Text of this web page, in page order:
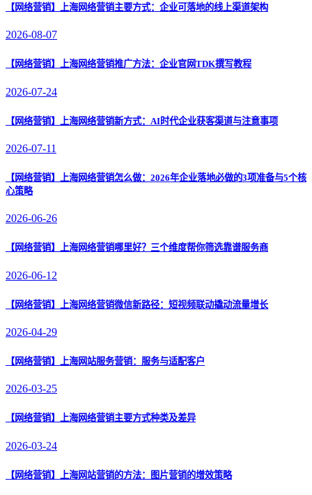
【网络营销】 上海网络营销主要方式：企业可落地的线上渠道架构
2026-08-07
【网络营销】 上海网络营销推广方法：企业官网TDK撰写教程
2026-07-24
【网络营销】 上海网络营销新方式：AI时代企业获客渠道与注意事项
2026-07-11
【网络营销】 上海网络营销怎么做：2026年企业落地必做的3项准备与5个核
心策略
2026-06-26
【网络营销】 上海网络营销哪里好？三个维度帮你筛选靠谱服务商
2026-06-12
【网络营销】 上海网络营销微信新路径：短视频联动撬动流量增长
2026-04-29
【网络营销】 上海网站服务营销：服务与适配客户
2026-03-25
【网络营销】 上海网络营销主要方式种类及差异
2026-03-24
【网络营销】 上海网站营销的方法：图片营销的增效策略